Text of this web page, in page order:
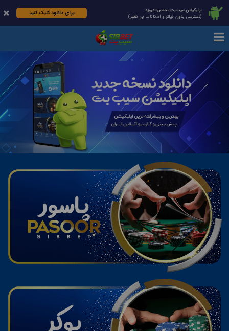
اپلیکیشن سیب بت مختص اندروید
(دسترسی بدون فیلتر و امکانات بی نظیر)
برای دانلود کلیک کنید